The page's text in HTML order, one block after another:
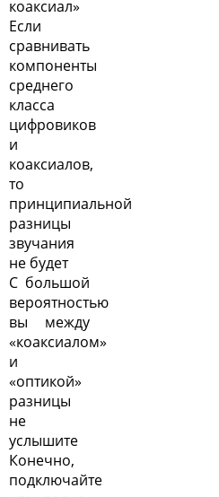
коаксиал»
Если
сравнивать
компоненты
среднего
класса
цифровиков
и
коаксиалов,
то
принципиальной
разницы
звучания
не будет
С большой
вероятностью
вы между
«коаксиалом»
и
«оптикой»
разницы
не
услышите
Конечно,
подключайте